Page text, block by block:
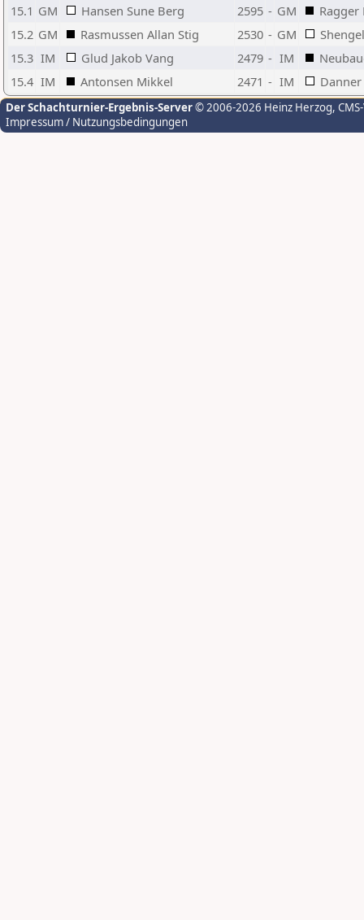
15.1 GM Hansen Sune Berg 2595 - GM
Ragger
15.2 GM Rasmussen Allan Stig 2530 - GM
15.3 IM Glud Jakob Vang 2479 - IM
15.4 IM Antonsen Mikkel 2471 - IM
Der Schachturnier-Ergebnis-Server© 2006-2026 Heinz Herzog,
Impressum / Nutzungsbedingungen